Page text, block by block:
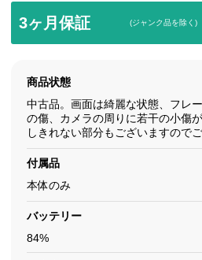
3ヶ月保証 (ジャンク品を除く)
商品状態
中古品。画面は綺麗な状態、フレ
の傷、カメラの周りに若干の小傷
しきれない部分もございますので
付属品
本体のみ
バッテリー
84%